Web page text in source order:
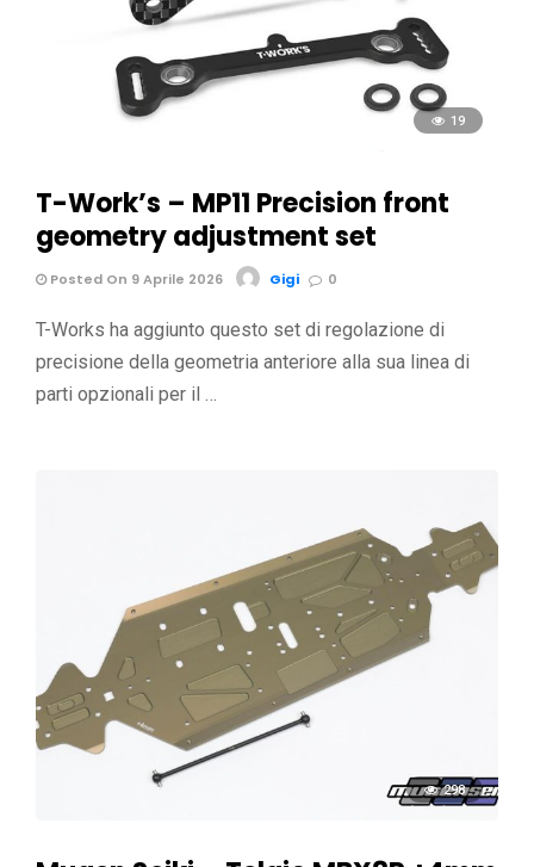
19
T-Work’s – MP11 Precision front
geometry adjustment set
Posted On 9 Aprile 2026 Gigi 0
T-Works ha aggiunto questo set di regolazione di
precisione della geometria anteriore alla sua linea di
parti opzionali per il …
298